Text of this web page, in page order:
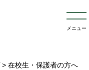
メニュー
> 在校生・保護者の方へ